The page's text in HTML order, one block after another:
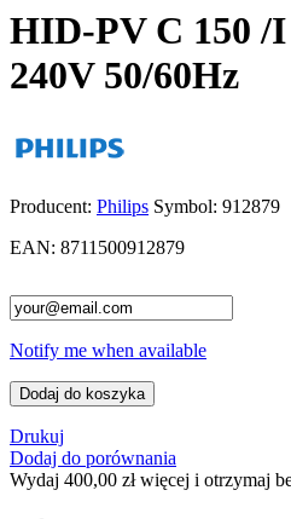
HID-PV C 150 /
240V 50/60Hz
Producent: Philips Symbol: 912879
EAN: 8711500912879
Notify me when available
Dodaj do koszyka
Drukuj
Dodaj do porównania
Wydaj 400,00 złwięcej i otrzymaj